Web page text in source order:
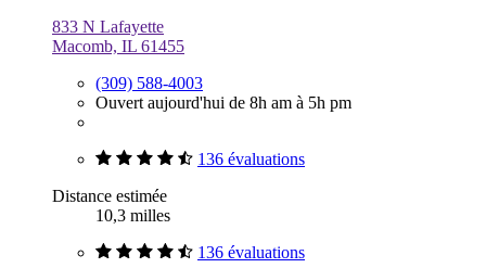
833 N Lafayette
Macomb, IL 61455
(309) 588-4003
Ouvert aujourd'hui de 8h am à 5h pm
136 évaluations
Distance estimée
10,3 milles
136 évaluations